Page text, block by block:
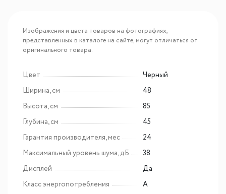
Изображения и цвета товаров на фотографиях,
представленных в каталоге на сайте, могут отличаться от
оригинального товара.
Цвет
Черный
Ширина, см
48
Высота, см
85
Глубина, см
45
Гарантия производителя, мес
24
Максимальный уровень шума, дБ
38
Дисплей
Да
Класс энергопотребления
A